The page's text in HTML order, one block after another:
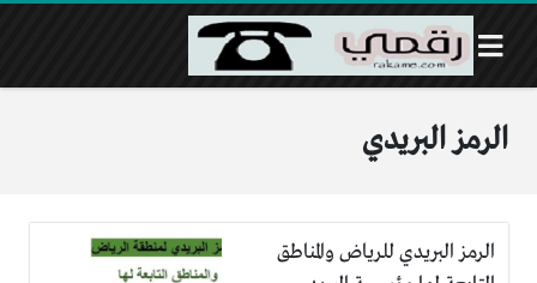
الرمز البريدي
الرمز البريدي للرياض والمناطق